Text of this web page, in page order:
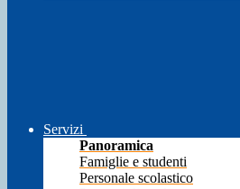
Servizi
Panoramica
Famiglie e studenti
Personale scolastico